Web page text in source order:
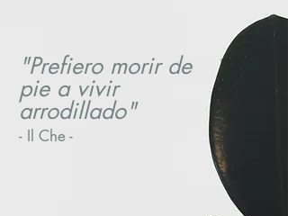
"Prefiero morir de
pie a vivir
arrodillado"
- Il Che -